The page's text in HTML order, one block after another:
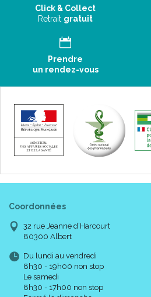
Click & Collect
Retrait gratuit
Prendre
un rendez-vous
Coordonnées
32 rue Jeanne d’Harcourt
80300 Albert
Du lundi au vendredi
8h30 - 19h00 non stop
Le samedi
8h30 - 17h00 non stop